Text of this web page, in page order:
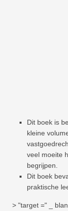
Dit boek is
kleine
veel moeite
begrijpen.
Dit boek
praktische
> "target =" _